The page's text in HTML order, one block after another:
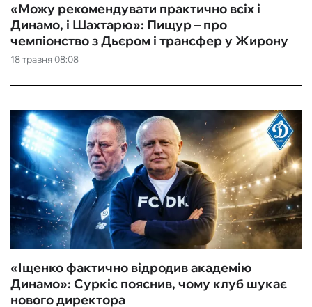
18 травня 08:08
«Можу рекомендувати практично всіх і
Динамо, і Шахтарю»: Пищур – про
чемпіонство з Дьєром і трансфер у Жирону
«Іщенко фактично відродив академію
Динамо»: Суркіс пояснив, чому клуб шукає
нового директора